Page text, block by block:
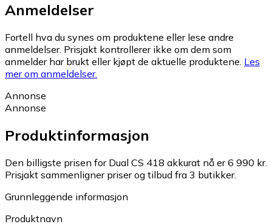
Anmeldelser
Fortell hva du synes om produktene eller lese andre
anmeldelser. Prisjakt kontrollerer ikke om dem som
anmelder har brukt eller kjøpt de aktuelle produktene. Les
mer om anmeldelser.
Annonse
Annonse
Produktinformasjon
Den billigste prisen for Dual CS 418 akkurat nå er 6 990 kr.
Prisjakt sammenligner priser og tilbud fra 3 butikker.
Grunnleggende informasjon
Produktnavn